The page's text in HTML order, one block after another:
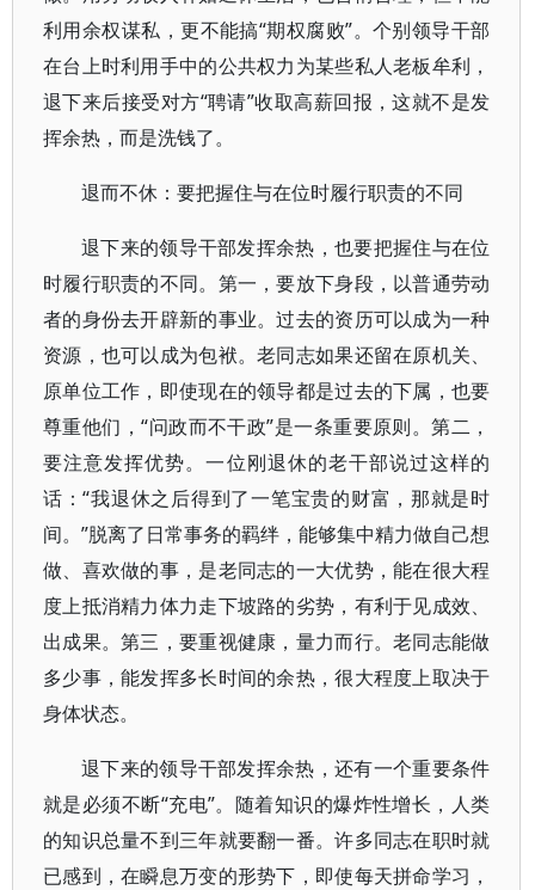
利用余权谋私，更不能搞“期权腐败”。个别领导干部
在台上时利用手中的公共权力为某些私人老板牟利，
退下来后接受对方“聘请”收取高薪回报，这就不是发
挥余热，而是洗钱了。
退而不休：要把握住与在位时履行职责的不同
退下来的领导干部发挥余热，也要把握住与在位
时履行职责的不同。第一，要放下身段，以普通劳动
者的身份去开辟新的事业。过去的资历可以成为一种
资源，也可以成为包袱。老同志如果还留在原机关、
原单位工作，即使现在的领导都是过去的下属，也要
尊重他们，“问政而不干政”是一条重要原则。第二，
要注意发挥优势。一位刚退休的老干部说过这样的
话：“我退休之后得到了一笔宝贵的财富，那就是时
间。”脱离了日常事务的羁绊，能够集中精力做自己想
做、喜欢做的事，是老同志的一大优势，能在很大程
度上抵消精力体力走下坡路的劣势，有利于见成效、
出成果。第三，要重视健康，量力而行。老同志能做
多少事，能发挥多长时间的余热，很大程度上取决于
身体状态。
退下来的领导干部发挥余热，还有一个重要条件
就是必须不断“充电”。随着知识的爆炸性增长，人类
的知识总量不到三年就要翻一番。许多同志在职时就
已感到，在瞬息万变的形势下，即使每天拼命学习，